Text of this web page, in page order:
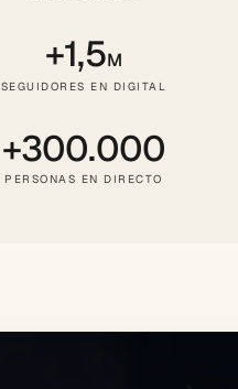
+1,5M
SEGUIDORES EN DIGITAL
+300.000
PERSONAS EN DIRECTO